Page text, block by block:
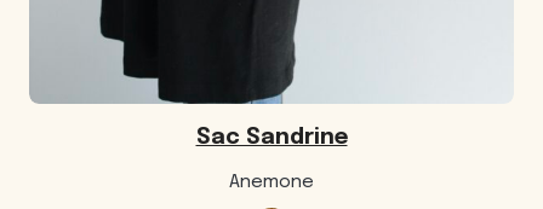
Sac Sandrine
Anemone